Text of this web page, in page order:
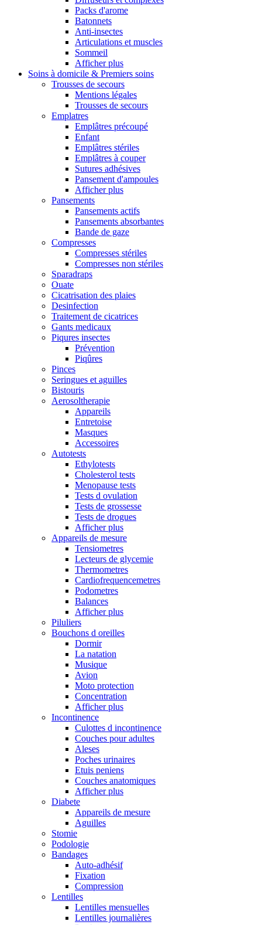
Packs d'arome
Batonnets
Anti-insectes
Articulations et muscles
Sommeil
Afficher plus
Soins à domicile & Premiers soins
Trousses de secours
Mentions légales
Trousses de secours
Emplatres
Emplâtres précoupé
Enfant
Emplâtres stériles
Emplâtres à couper
Sutures adhésives
Pansement d'ampoules
Afficher plus
Pansements
Pansements actifs
Pansements absorbantes
Bande de gaze
Compresses
Compresses stériles
Compresses non stériles
Sparadraps
Ouate
Cicatrisation des plaies
Desinfection
Traitement de cicatrices
Gants medicaux
Piqures insectes
Prévention
Piqûres
Pinces
Seringues et aguilles
Bistouris
Aerosoltherapie
Appareils
Entretoise
Masques
Accessoires
Autotests
Ethylotests
Cholesterol tests
Menopause tests
Tests d ovulation
Tests de grossesse
Tests de drogues
Afficher plus
Appareils de mesure
Tensiometres
Lecteurs de glycemie
Thermometres
Cardiofrequencemetres
Podometres
Balances
Afficher plus
Piluliers
Bouchons d oreilles
Dormir
La natation
Musique
Avion
Moto protection
Concentration
Afficher plus
Incontinence
Culottes d incontinence
Couches pour adultes
Aleses
Poches urinaires
Etuis peniens
Couches anatomiques
Afficher plus
Diabete
Appareils de mesure
Aguilles
Stomie
Podologie
Bandages
Auto-adhésif
Fixation
Compression
Lentilles
Lentilles mensuelles
Lentilles journalières